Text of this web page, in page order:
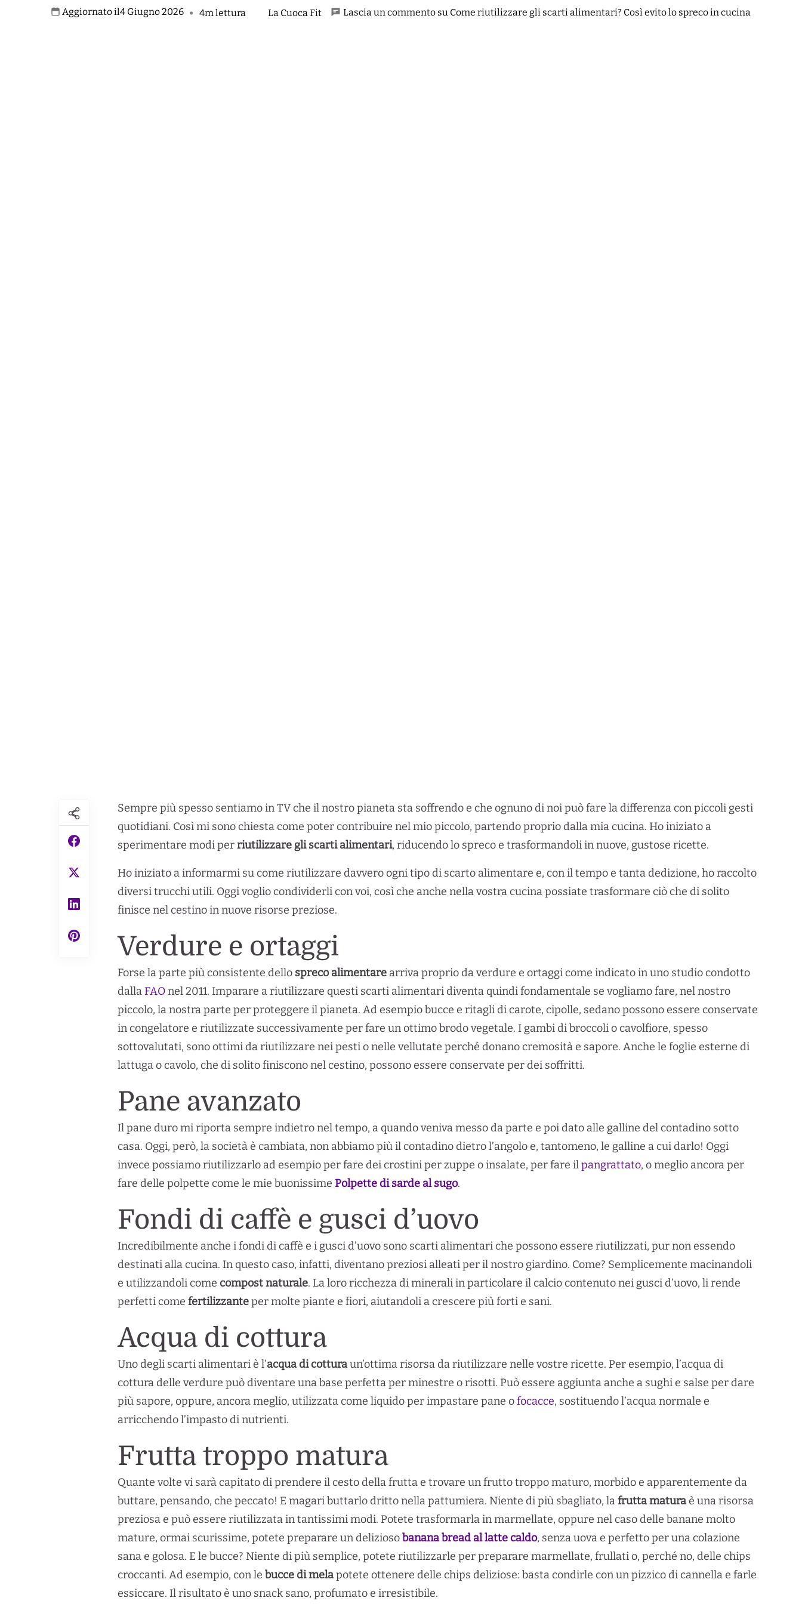
Aggiornato il4 Giugno 2026 4m lettura La Cuoca Fit Lascia un commento su Come riutilizzare gli scarti alimentari? Così evito lo spreco in cucina
Sempre più spesso sentiamo in TV che il nostro pianeta sta soffrendo e che ognuno di noi può fare la differenza con piccoli gesti
quotidiani. Così mi sono chiesta come poter contribuire nel mio piccolo, partendo proprio dalla mia cucina. Ho iniziato a
sperimentare modi perriutilizzare gli scarti alimentari, riducendo lo spreco e trasformandoli in nuove, gustose ricette.
Ho iniziato a informarmi su come riutilizzare davvero ogni tipo di scarto alimentare e, con il tempo e tanta dedizione, ho raccolto
diversi trucchi utili. Oggi voglio condividerli con voi, così che anche nella vostra cucina possiate trasformare ciò che di solito
finisce nel cestino in nuove risorse preziose.
Verdure e ortaggi
Forse la parte più consistente dello spreco alimentare arriva proprio da verdure e ortaggi come indicato in uno studio condotto
dallaFAOnel 2011. Imparare a riutilizzare questi scarti alimentari diventa quindi fondamentale se vogliamo fare, nel nostro
piccolo, la nostra parte per proteggere il pianeta. Ad esempio bucce e ritagli di carote, cipolle, sedano possono essere conservate
in congelatore e riutilizzate successivamente per fare un ottimo brodo vegetale. I gambi di broccoli o cavolfiore, spesso
sottovalutati, sono ottimi da riutilizzare nei pesti o nelle vellutate perché donano cremosità e sapore. Anche le foglie esterne di
lattuga o cavolo, che di solito finiscono nel cestino, possono essere conservate per dei soffritti.
Pane avanzato
Il pane duro mi riporta sempre indietro nel tempo, a quando veniva messo da parte e poi dato alle galline del contadino sotto
casa. Oggi, però, la società è cambiata, non abbiamo più il contadino dietro l’angolo e, tantomeno, le galline a cui darlo! Oggi
invece possiamo riutilizzarlo ad esempio per fare dei crostini per zuppe o insalate, per fare ilpangrattato, o meglio ancora per
fare delle polpette come le mie buonissime Polpette di sarde al sugo.
Fondi di caffè e gusci d’uovo
Incredibilmente anche i fondi di caffè e i gusci d’uovo sono scarti alimentari che possono essere riutilizzati, pur non essendo
destinati alla cucina. In questo caso, infatti, diventano preziosi alleati per il nostro giardino. Come? Semplicemente macinandoli
e utilizzandoli come compost naturale. La loro ricchezza di minerali in particolare il calcio contenuto nei gusci d’uovo, li rende
perfetti come fertilizzanteper molte piante e fiori, aiutandoli a crescere più forti e sani.
Acqua di cottura
Uno degli scarti alimentari è l’acqua di cotturaun’ottima risorsa da riutilizzare nelle vostre ricette. Per esempio, l’acqua di
cottura delle verdure può diventare una base perfetta per minestre o risotti. Può essere aggiunta anche a sughi e salse per dare
più sapore, oppure, ancora meglio, utilizzata come liquido per impastare pane ofocacce, sostituendo l’acqua normale e
arricchendo l’impasto di nutrienti.
Frutta troppo matura
Quante volte vi sarà capitato di prendere il cesto della frutta e trovare un frutto troppo maturo, morbido e apparentemente da
buttare, pensando, che peccato! E magari buttarlo dritto nella pattumiera. Niente di più sbagliato, lafrutta maturaè una risorsa
preziosa e può essere riutilizzata in tantissimi modi. Potete trasformarla in marmellate, oppure nel caso delle banane molto
mature, ormai scurissime, potete preparare un deliziosobanana bread al latte caldo, senza uova e perfetto per una colazione
sana e golosa. E le bucce? Niente di più semplice, potete riutilizzarle per preparare marmellate, frullati o, perché no, delle chips
croccanti. Ad esempio, con le bucce di melapotete ottenere delle chips deliziose: basta condirle con un pizzico di cannella e farle
essiccare. Il risultato è uno snack sano, profumato e irresistibile.